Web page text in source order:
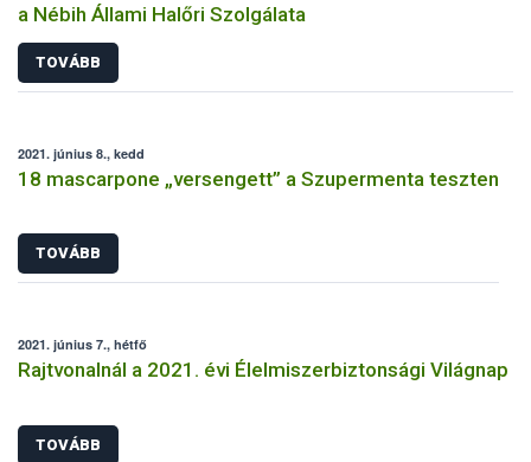
a Nébih Állami Halőri Szolgálata
TOVÁBB
2021. június 8., kedd
18 mascarpone „versengett” a Szupermenta teszten
TOVÁBB
2021. június 7., hétfő
Rajtvonalnál a 2021. évi Élelmiszerbiztonsági Világnap
TOVÁBB